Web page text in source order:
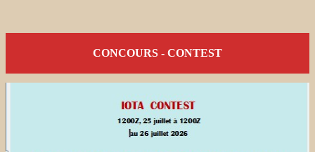
CONCOURS - CONTEST